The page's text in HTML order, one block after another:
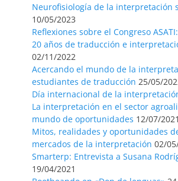
Neurofisiología de la interpretación
10/05/2023
Reflexiones sobre el Congreso
20 años de traducción e
02/11/2022
Acercando el mundo de la
estudiantes de traducción 25/05/
Día internacional de la
La interpretación en el sector
mundo de oportunidades 12/07/2021
Mitos, realidades y oportunidades
mercados de la interpretación 02/
Smarterp: Entrevista a Susana
19/04/2021